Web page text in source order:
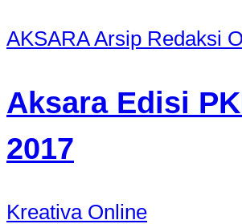
AKSARAArsip Redaksi
Aksara Edisi
2017
Kreativa Online